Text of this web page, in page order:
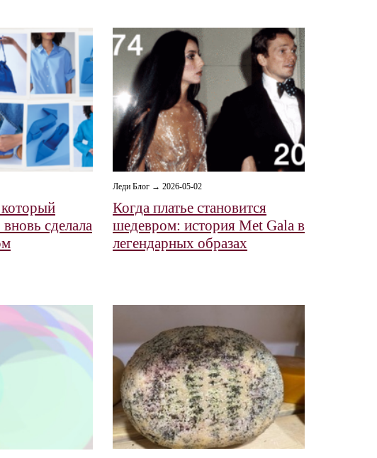
сделала
Леди Блог → 2026-05-02
Когда платье становится
шедевром: история Met Gala в
легендарных образах